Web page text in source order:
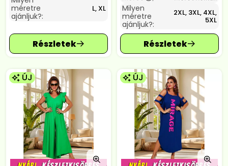
méretre
ajánljuk?:
L, XL
Milyen
méretre
ajánljuk?:
2XL, 3XL, 4XL,
5XL
ÚJ ÚJ